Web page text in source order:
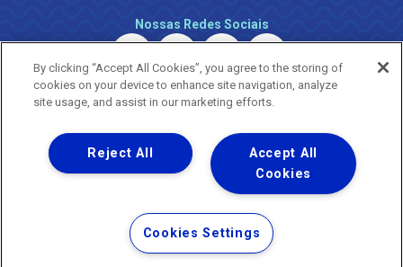
Nossas Redes Sociais
Uma empresa
Copyright ® 2026 - Todos os Direitos Reservados.
Nossa natureza movimenta a vida
Termos Gerais de Uso de Sites e Aplicativos
Política de Privacidade e Proteção de Dados
By clicking “Accept All Cookies”, you agree to the storing of
cookies on your device to enhance site navigation, analyze
site usage, and assist in our marketing efforts.
Accept All
Cookies
Reject All
Cookies Settings